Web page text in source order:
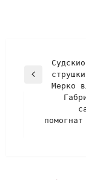
Мерко